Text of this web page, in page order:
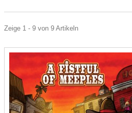
Zeige 1 - 9 von 9 Artikeln